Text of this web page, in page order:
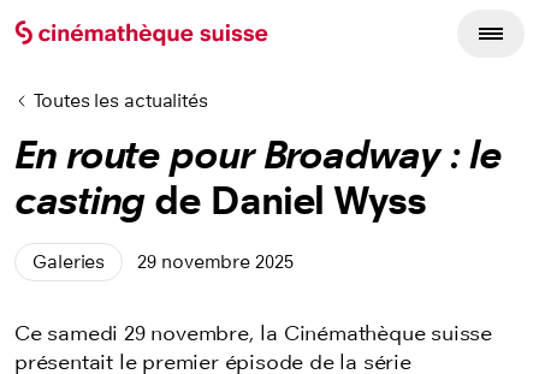
Toutes les actualités
En route pour Broadway : le
castingde Daniel Wyss
Galeries 29 novembre 2025
Ce samedi 29 novembre, la Cinémathèque suisse
présentait le premier épisode de la série